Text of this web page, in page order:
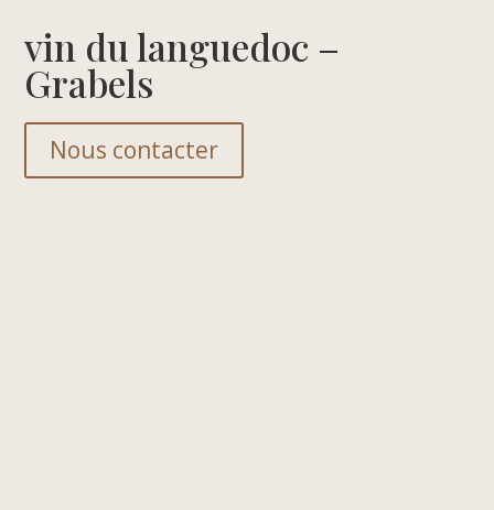
vin du languedoc –
Grabels
Nous contacter